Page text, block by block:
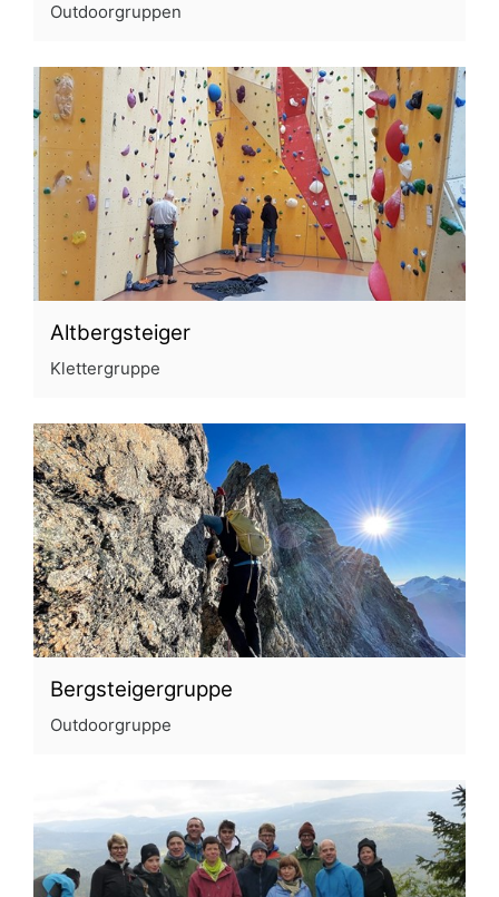
Outdoorgruppen
Altbergsteiger
Klettergruppe
Bergsteigergruppe
Outdoorgruppe